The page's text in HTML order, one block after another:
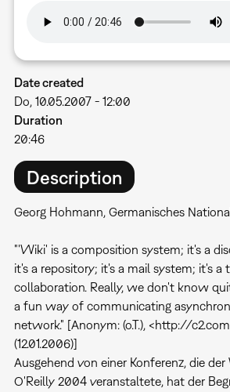
Date created
Do, 10.05.2007 - 12:00
Duration
20:46
Description
Georg Hohmann, Germanisches
"'Wiki' is a composition system; it's a
it's a repository; it's a mail system; it's a
collaboration. Really, we don't know
a fun way of communicating
network." [Anonym: (o.T.), <http://
(12.01.2006)]
Ausgehend von einer Konferenz, die der
O'Reilly 2004 veranstaltete, hat der